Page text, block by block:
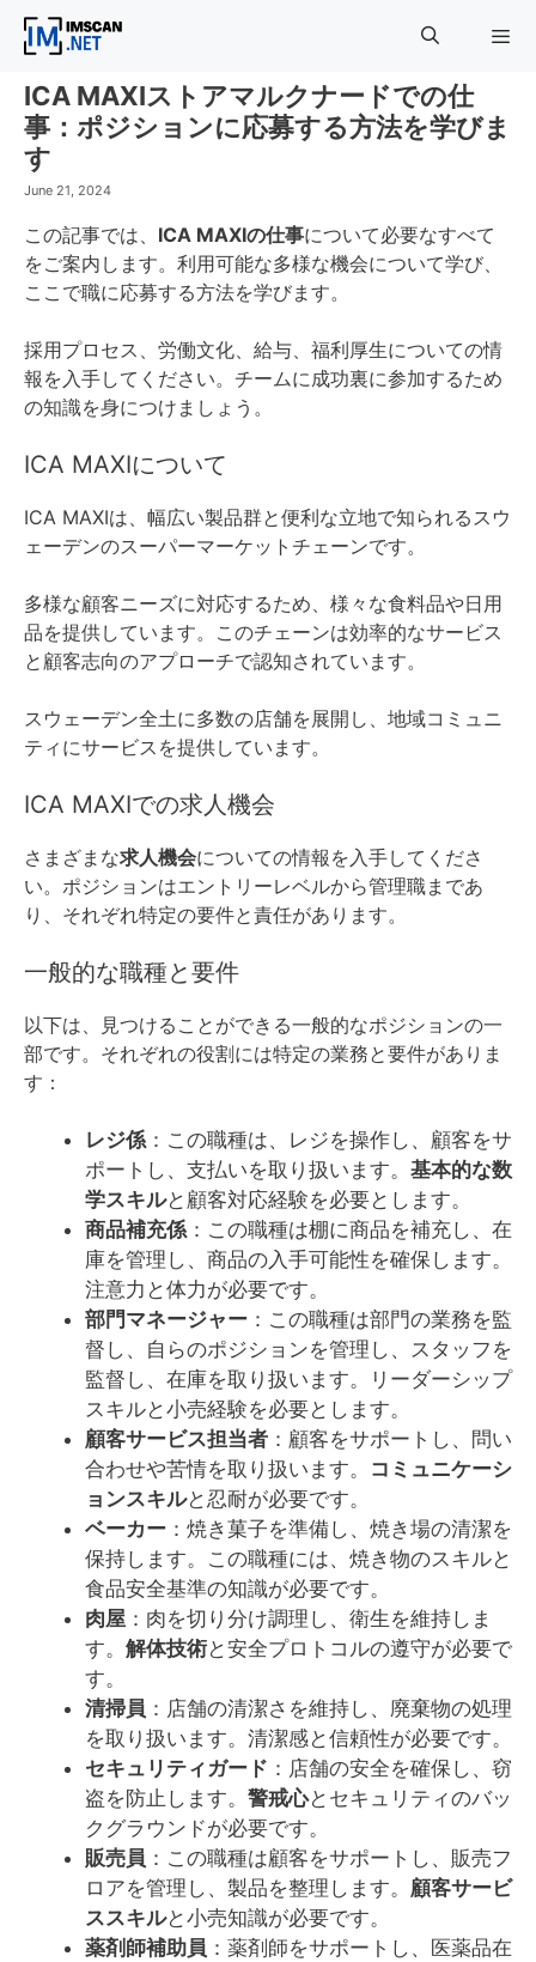
Skip
Menu
ICA MAXIストアマルクナードでの仕
事：ポジションに応募する方法を学びま
す
June 21, 2024
この記事では、 ICA MAXIの仕事について必要なすべて
をご案内します。利用可能な多様な機会について学び、
ここで職に応募する方法を学びます。
採用プロセス、労働文化、給与、福利厚生についての情
報を入手してください。チームに成功裏に参加するため
の知識を身につけましょう。
ICA MAXIについて
ICA MAXIは、幅広い製品群と便利な立地で知られるスウ
ェーデンのスーパーマーケットチェーンです。
多様な顧客ニーズに対応するため、様々な食料品や日用
品を提供しています。このチェーンは効率的なサービス
と顧客志向のアプローチで認知されています。
スウェーデン全土に多数の店舗を展開し、地域コミュニ
ティにサービスを提供しています。
ICA MAXIでの求人機会
さまざまな求人機会についての情報を入手してくださ
い。ポジションはエントリーレベルから管理職まであ
り、それぞれ特定の要件と責任があります。
一般的な職種と要件
以下は、見つけることができる一般的なポジションの一
部です。それぞれの役割には特定の業務と要件がありま
す：
レジ係 ：この職種は、レジを操作し、顧客をサ
ポートし、支払いを取り扱います。 基本的な数
学スキルと顧客対応経験を必要とします。
商品補充係 ：この職種は棚に商品を補充し、在
庫を管理し、商品の入手可能性を確保します。
注意力と体力が必要です。
部門マネージャー ：この職種は部門の業務を監
督し、自らのポジションを管理し、スタッフを
監督し、在庫を取り扱います。リーダーシップ
スキルと小売経験を必要とします。
顧客サービス担当者 ：顧客をサポートし、問い
合わせや苦情を取り扱います。 コミュニケーシ
ョンスキルと忍耐が必要です。
ベーカー ：焼き菓子を準備し、焼き場の清潔を
保持します。この職種には、焼き物のスキルと
食品安全基準の知識が必要です。
肉屋 ：肉を切り分け調理し、衛生を維持しま
す。 解体技術と安全プロトコルの遵守が必要で
す。
清掃員 ：店舗の清潔さを維持し、廃棄物の処理
を取り扱います。清潔感と信頼性が必要です。
セキュリティガード ：店舗の安全を確保し、窃
盗を防止します。 警戒心とセキュリティのバッ
クグラウンドが必要です。
販売員 ：この職種は顧客をサポートし、販売フ
ロアを管理し、製品を整理します。 顧客サービ
ススキルと小売知識が必要です。
薬剤師補助員 ：薬剤師をサポートし、医薬品在